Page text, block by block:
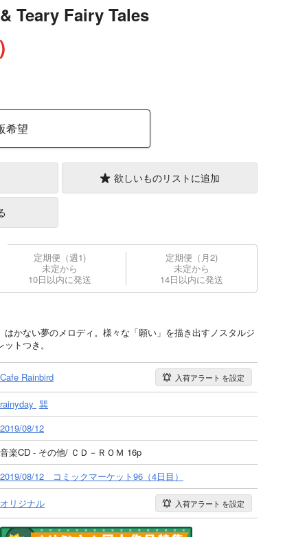
Teary Fairy Tales
希望
欲しいものリストに追加
定期便（週1)
未定から
10日以内に発送
定期便（月2)
未定から
14日以内に発送
かない夢のメロディ。様々な「願い」を描き出すノスタルジ
トつき。
Cafe Rainbird 入荷アラート を設定
rainyday 巽
2019/08/12
音楽CD - その他/ ＣＤ－ＲＯＭ 16p
2019/08/12 コミックマーケット96（4日目）
オリジナル 入荷アラート を設定